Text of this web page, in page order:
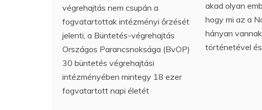
végrehajtás nem csupán a
fogvatartottak intézményi őrzését
jelenti, a Büntetés-végrehajtás
Országos Parancsnoksága (BvOP)
30 büntetés végrehajtási
intézményében mintegy 18 ezer
fogvatartott napi életét
akad olyan
hogy mi az a
hányan
történetével